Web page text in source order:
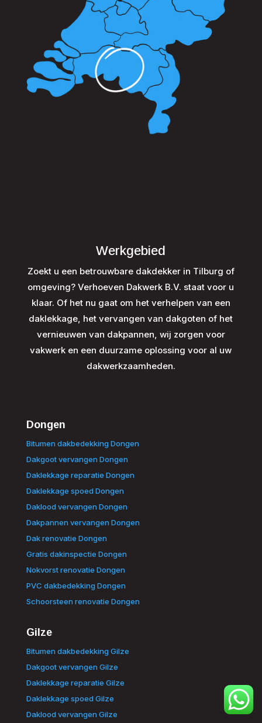
Werkgebied
Zoekt u een betrouwbare dakdekker in Tilburg of
omgeving? Verhoeven Dakwerk B.V. staat voor u
klaar. Of het nu gaat om het verhelpen van een
daklekkage, het vervangen van dakgoten of het
vernieuwen van dakpannen, wij zorgen voor
vakwerk en een duurzame oplossing voor al uw
dakwerkzaamheden.
Dongen
Bitumen dakbedekking Dongen
Dakgoot vervangen Dongen
Daklekkage reparatie Dongen
Daklekkage spoed Dongen
Daklood vervangen Dongen
Dakpannen vervangen Dongen
Dak renovatie Dongen
Gratis dakinspectie Dongen
Nokvorst renovatie Dongen
PVC dakbedekking Dongen
Schoorsteen renovatie Dongen
Gilze
Bitumen dakbedekking Gilze
Dakgoot vervangen Gilze
Daklekkage reparatie Gilze
Daklekkage spoed Gilze
Daklood vervangen Gilze